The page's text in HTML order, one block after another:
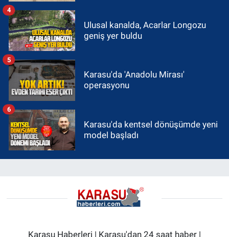
Ulusal kanalda, Acarlar Longozu
geniş yer buldu
4
Karasu'da 'Anadolu Mirası'
operasyonu
5
Karasu'da kentsel dönüşümde yeni
model başladı
6
Karasu Haberleri | Karasu'dan 24 saat haber |